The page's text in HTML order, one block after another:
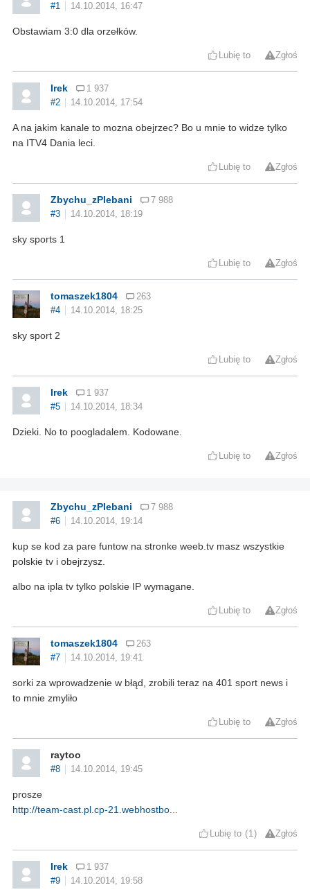
#1
14.10.2014, 16:47
Obstawiam 3:0 dla orzełków.
Lubię to Zgłoś
Irek
1 937
#2
14.10.2014, 17:54
A na jakim kanale to mozna obejrzec? Bo u mnie to widze tylko
na ITV4 Dania leci.
Lubię to Zgłoś
Zbychu_zPlebani
7 988
#3
14.10.2014, 18:19
sky sports 1
Lubię to Zgłoś
tomaszek1804
263
#4
14.10.2014, 18:25
sky sport 2
Lubię to Zgłoś
Irek
1 937
#5
14.10.2014, 18:34
Dzieki. No to poogladalem. Kodowane.
Lubię to Zgłoś
Zbychu_zPlebani
7 988
#6
14.10.2014, 19:14
kup se kod za pare funtow na stronke weeb.tv masz wszystkie
polskie tv i obejrzysz.
albo na ipla tv tylko polskie IP wymagane.
Lubię to Zgłoś
tomaszek1804
263
#7
14.10.2014, 19:41
sorki za wprowadzenie w błąd, zrobili teraz na 401 sport news i
to mnie zmyliło
Lubię to Zgłoś
raytoo
#8 14.10.2014, 19:45
prosze
http://team-cast.pl.cp-21.webhostbo...
Lubię to 1 Zgłoś
Irek
1 937
#9
14.10.2014, 19:58